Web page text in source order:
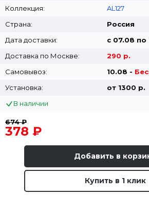
Коллекция:
AL127
Страна:
Россия
Дата доставки:
с 07.08 по
Доставка по Москве:
290 р.
Самовывоз:
10.08 -
Установка:
от 1300 p.
В наличии
674 ₽
378 ₽
Добавить в
Купить в 1 клик